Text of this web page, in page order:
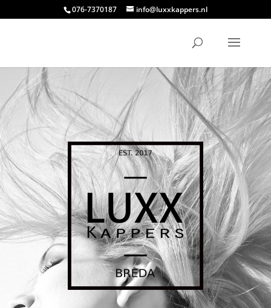
076-7370187 info@luxxkappers.nl